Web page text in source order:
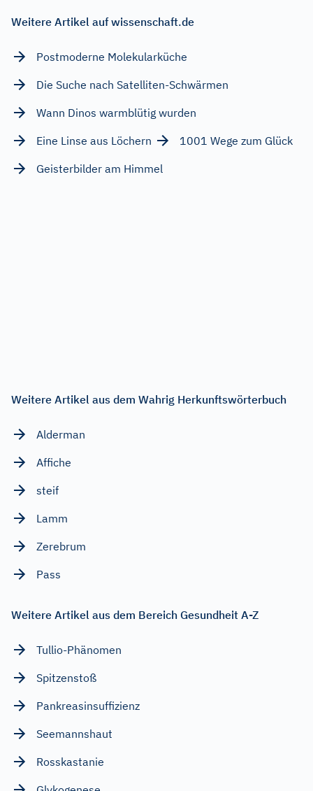
Weitere Artikel auf wissenschaft.de
Postmoderne Molekularküche
Die Suche nach Satelliten-Schwärmen
Wann Dinos warmblütig wurden
Eine Linse aus Löchern
1001 Wege zum Glück
Geisterbilder am Himmel
Weitere Artikel aus dem Wahrig Herkunftswörterbuch
Alderman
Affiche
steif
Lamm
Zerebrum
Pass
Weitere Artikel aus dem Bereich Gesundheit A-Z
Tullio-Phänomen
Spitzenstoß
Pankreasinsuffizienz
Seemannshaut
Rosskastanie